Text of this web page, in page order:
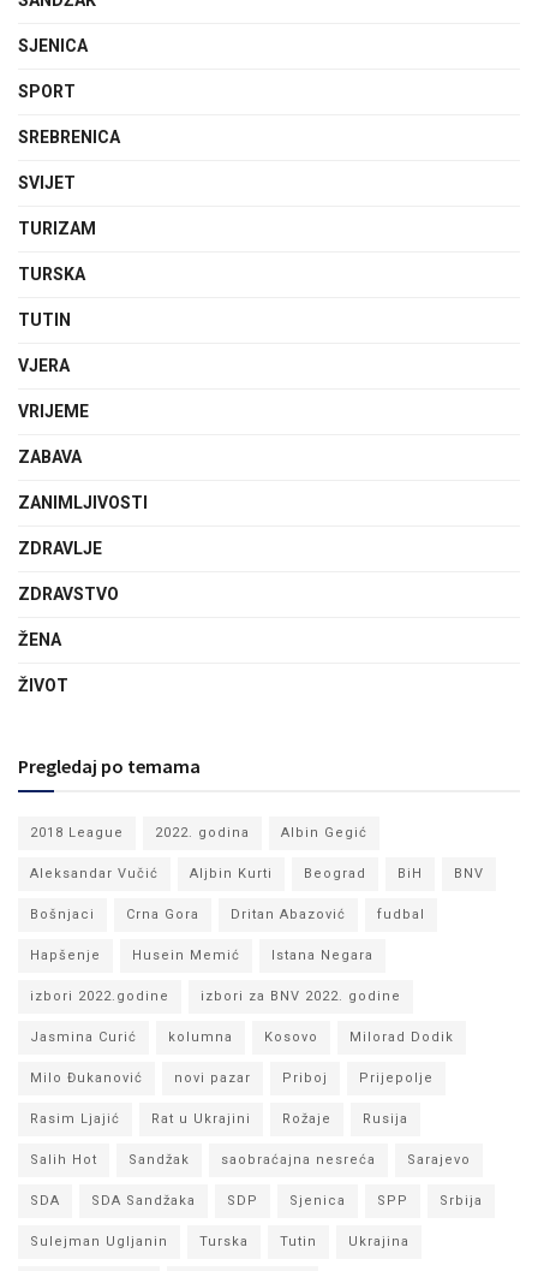
SJENICA
SPORT
SREBRENICA
SVIJET
TURIZAM
TURSKA
TUTIN
VJERA
VRIJEME
ZABAVA
ZANIMLJIVOSTI
ZDRAVLJE
ZDRAVSTVO
ŽENA
ŽIVOT
Pregledaj po temama
2018 League 2022. godina Albin Gegić
Aleksandar Vučić Aljbin Kurti Beograd BiH BNV
Bošnjaci Crna Gora Dritan Abazović fudbal
Hapšenje Husein Memić Istana Negara
izbori 2022.godine izbori za BNV 2022. godine
Jasmina Curić kolumna Kosovo Milorad Dodik
Milo Đukanović novi pazar Priboj Prijepolje
Rasim Ljajić Rat u Ukrajini Rožaje Rusija
Salih Hot Sandžak saobraćajna nesreća Sarajevo
SDA SDA Sandžaka SDP Sjenica SPP Srbija
Sulejman Ugljanin Turska Tutin Ukrajina